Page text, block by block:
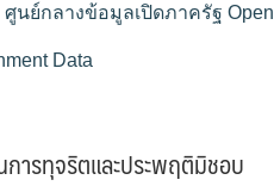
ศูนย์กลางข้อมูลเปิดภาครัฐ Open
Data
การทุจริตและประพฤติมิชอบ